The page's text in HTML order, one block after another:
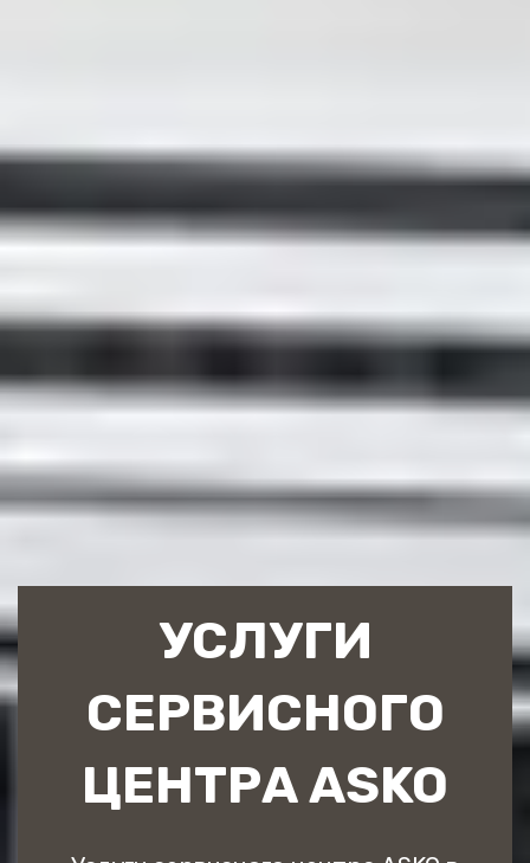
УСЛУГИ
СЕРВИСНОГО
ЦЕНТРА ASKO